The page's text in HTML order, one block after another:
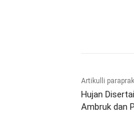
Artikulli paraprak
Hujan
Ambruk dan